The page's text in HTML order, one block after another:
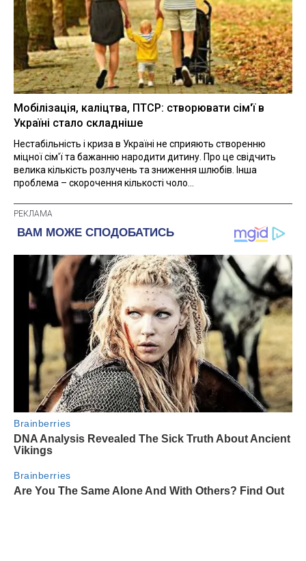
Мобілізація, каліцтва, ПТСР: створювати сім'ї в
Україні стало складніше
Нестабільність і криза в Україні не сприяють створенню
міцної сім'ї та бажанню народити дитину. Про це свідчить
велика кількість розлучень та зниження шлюбів. Інша
проблема – скорочення кількості чоло...